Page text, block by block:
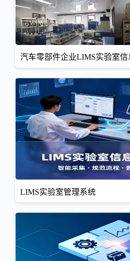
汽车零部件企业LIMS实验室信
LIMS实验室管理系统